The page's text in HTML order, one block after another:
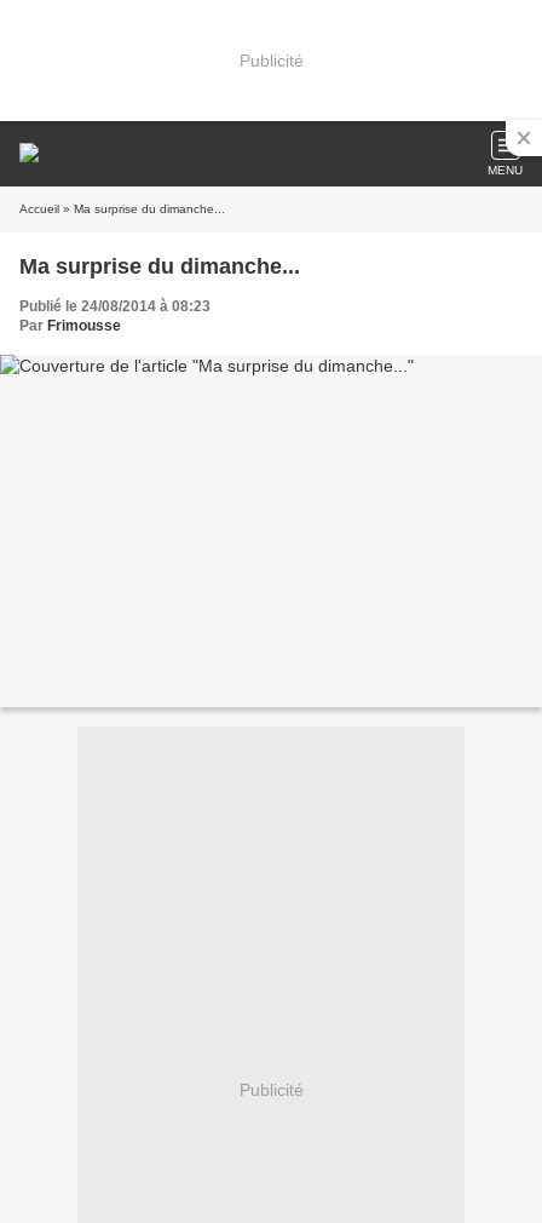
Publicité
MENU
Accueil » Ma surprise du dimanche...
Ma surprise du dimanche...
Publié le 24/08/2014 à 08:23
Par Frimousse
Publicité